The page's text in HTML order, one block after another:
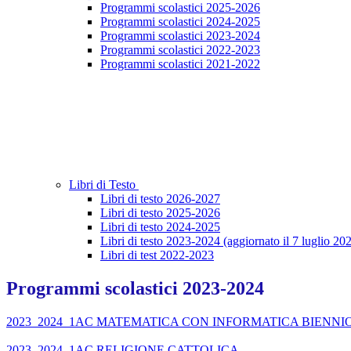
Programmi scolastici 2025-2026
Programmi scolastici 2024-2025
Programmi scolastici 2023-2024
Programmi scolastici 2022-2023
Programmi scolastici 2021-2022
Libri di Testo
Libri di testo 2026-2027
Libri di testo 2025-2026
Libri di testo 2024-2025
Libri di testo 2023-2024 (aggiornato il 7 luglio
Libri di test 2022-2023
Programmi scolastici 2023-2024
2023_2024_1AC MATEMATICA CON INFORMATICA